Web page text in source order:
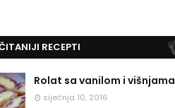
RECEPTI
Rolat sa vanilom i višnjama
siječnja 10, 2016